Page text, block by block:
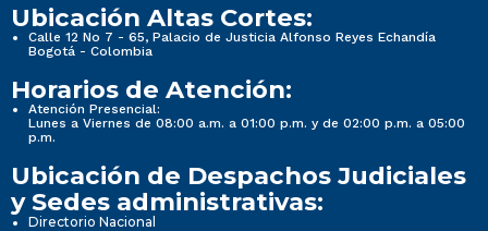
Ubicación Altas Cortes:
Calle 12 No 7 - 65, Palacio de Justicia Alfonso Reyes Echandía
Bogotá - Colombia
Horarios de Atención:
Atención Presencial:
Lunes a Viernes de 08:00 a.m. a 01:00 p.m. y de 02:00 p.m. a 05:00
p.m.
Ubicación de Despachos Judiciales
y Sedes administrativas:
Directorio Nacional